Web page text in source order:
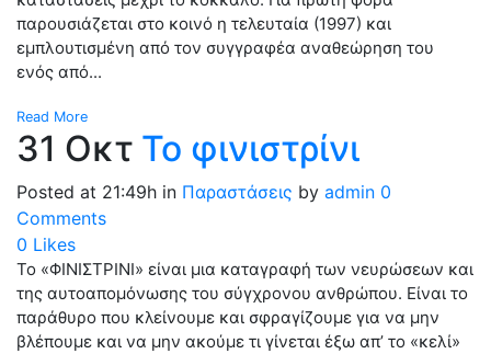
παρουσιάζεται στο κοινό η τελευταία (1997) και
εμπλουτισμένη από τον συγγραφέα αναθεώρηση του
ενός από...
Read More
31 Οκτ Το φινιστρίνι
Posted at 21:49h in Παραστάσεις by admin 0
Comments
0 Likes
Το «ΦΙΝΙΣΤΡΙΝΙ» είναι μια καταγραφή των νευρώσεων και
της αυτοαπομόνωσης του σύγχρονου ανθρώπου. Είναι το
παράθυρο που κλείνουμε και σφραγίζουμε για να μην
βλέπουμε και να μην ακούμε τι γίνεται έξω απ’ το «κελί»